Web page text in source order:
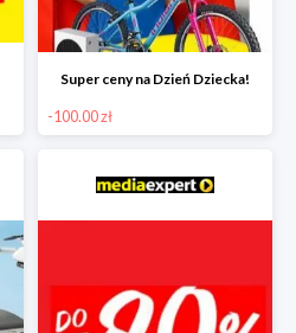
Super ceny na Dzień Dziecka!
-100.00 zł